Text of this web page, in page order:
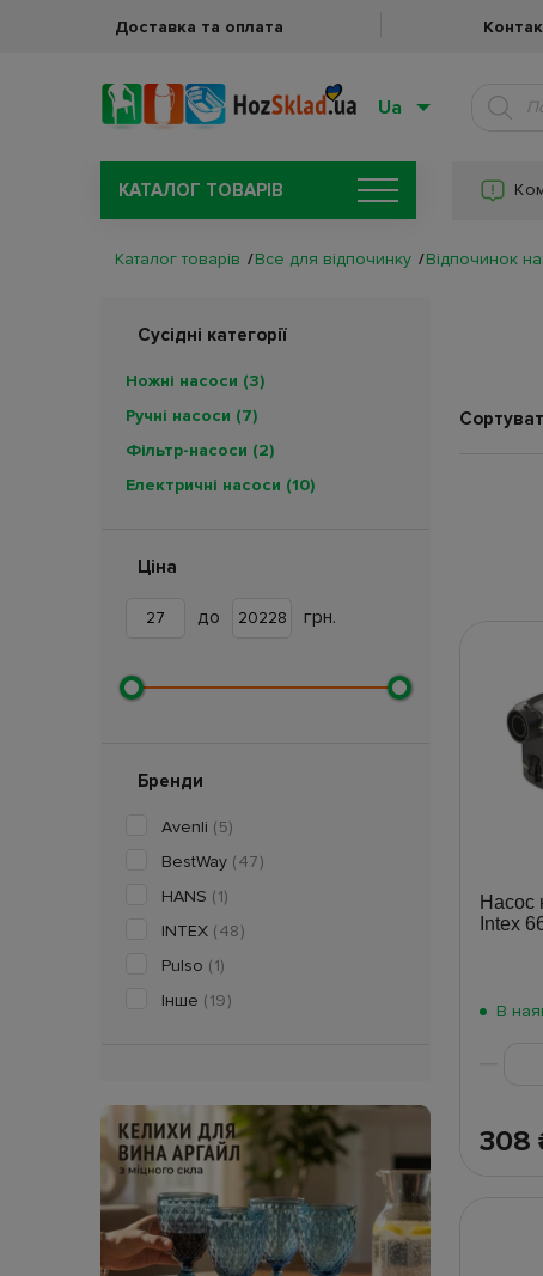
Доставка та оплата
Ua
КАТАЛОГ ТОВАРIВ
Каталог товарів Все для відпочинку Відпочинок на
Сусідні категорії
Ножні насоси (3)
Ручні насоси (7)
Фільтр-насоси (2)
Електричні насоси (10)
Ціна
до грн.
Бренди
Avenli (5)
BestWay (47)
HANS (1)
INTEX (48)
Pulso (1)
Інше (19)
Насос
Intex
В
308